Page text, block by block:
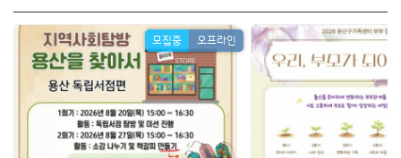
모집중 오프라인